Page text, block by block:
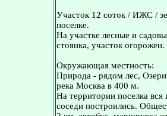
Участок 12 соток / ИЖС /
поселке.
На участке лесные и
стоянка, участок огорожен.
Окружающая местность:
Природа - рядом лес,
река Москва в 400 м.
На территории поселка
соседи построились.